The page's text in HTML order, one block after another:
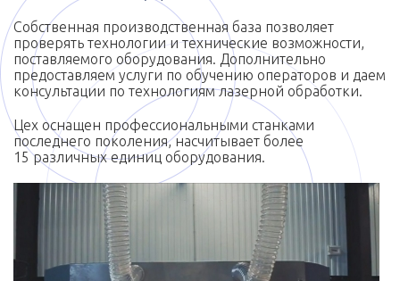
Собственная производственная база позволяет
проверять технологии и технические возможности,
поставляемого оборудования. Дополнительно
предоставляем услуги по обучению операторов и даем
консультации по технологиям лазерной обработки.
Цех оснащен профессиональными станками
последнего поколения, насчитывает более
15 различных единиц оборудования.